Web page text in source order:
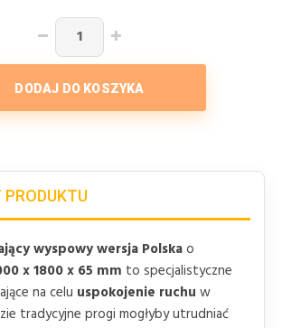
DODAJ DO KOSZYKA
wyspowy wersja Polskao
x 1800 x 65 mm to specjalistyczne
na celu uspokojenie ruchu w
tradycyjne progi mogłyby utrudniać